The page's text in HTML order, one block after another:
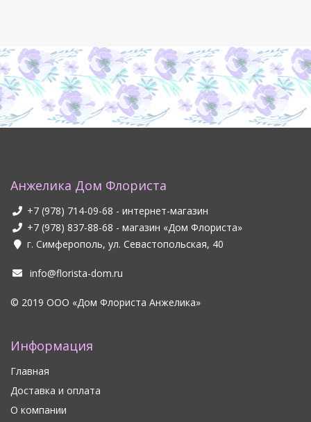
Анжелика Дом Флориста
+7 (978) 714-09-68 - интернет-магазин
+7 (978) 837-88-68 - магазин «Дом Флориста»
г. Симферополь, ул. Севастопольская, 40
info@florista-dom.ru
© 2019 ООО «Дом Флориста Анжелика»
Информация
Главная
Доставка и оплата
О компании